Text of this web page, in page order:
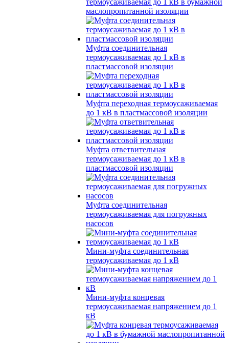
термоусаживаемая до 1 кВ в бумажной
маслопропитанной изоляции
Муфта соединительная
термоусаживаемая до 1 кВ в
пластмассовой изоляции
Муфта переходная термоусаживаемая
до 1 кВ в пластмассовой изоляции
Муфта ответвительная
термоусаживаемая до 1 кВ в
пластмассовой изоляции
Муфта соединительная
термоусаживаемая для погружных
насосов
Мини-муфта соединительная
термоусаживаемая до 1 кВ
Мини-муфта концевая
термоусаживаемая напряжением до 1
кВ